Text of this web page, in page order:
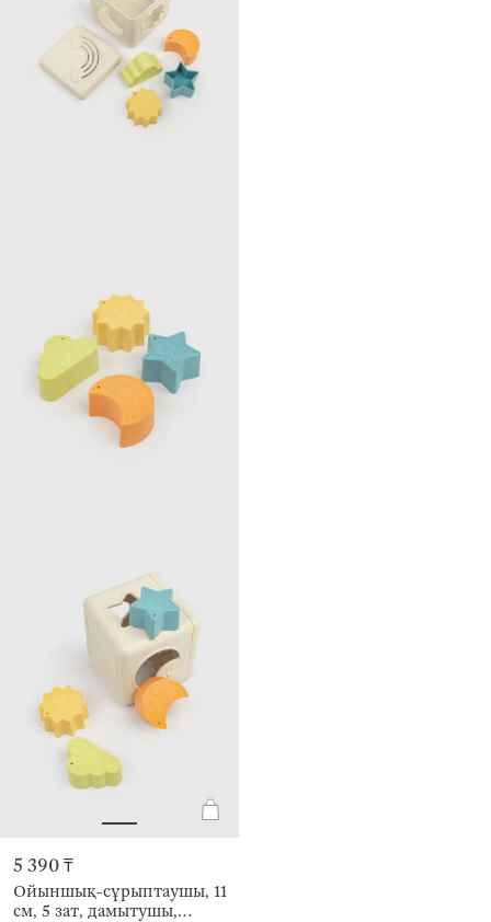
5 390 ₸
Ойыншық-сұрыптаушы, 11
см, 5 зат, дамытушы,